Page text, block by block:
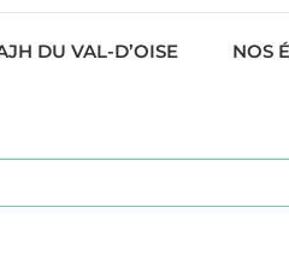
DU VAL-D’OISE NOS